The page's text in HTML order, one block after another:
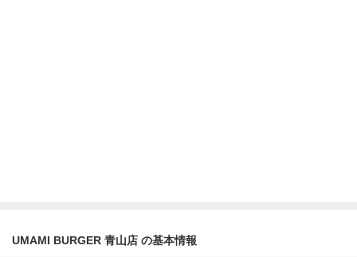
UMAMI BURGER 青山店 の基本情報